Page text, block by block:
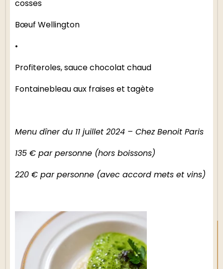
cosses
Bœuf Wellington
•
Profiteroles, sauce chocolat chaud
Fontainebleau aux fraises et tagète
Menu dîner du 11 juillet 2024 – Chez Benoit Paris
135 € par personne (hors boissons)
220 € par personne (avec accord mets et vins)